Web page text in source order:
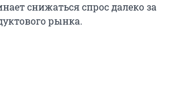
снижаться спрос далеко за
рынка.